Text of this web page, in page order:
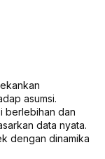
asumsi.
berlebihan dan
data nyata.
dengan dinamika